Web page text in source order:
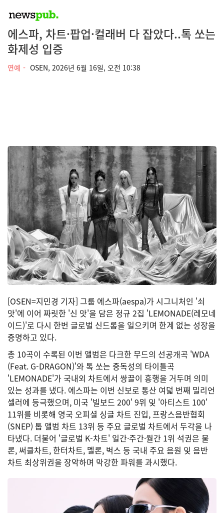
에스파, 차트·팝업·컬래버 다 잡았다..톡 쏘는
화제성 입증
연예 OSEN, 2026년 6월 16일, 오전 10:38
[OSEN=지민경 기자] 그룹 에스파(aespa)가 시그니처인 '쇠
맛'에 이어 짜릿한 '신 맛'을 담은 정규 2집 'LEMONADE(레모네
이드)'로 다시 한번 글로벌 신드롬을 일으키며 한계 없는 성장을
증명하고 있다.
총 10곡이 수록된 이번 앨범은 다크한 무드의 선공개곡 'WDA
(Feat. G-DRAGON)'와 톡 쏘는 중독성의 타이틀곡
'LEMONADE'가 국내외 차트에서 쌍끌이 흥행을 거두며 의미
있는 성과를 냈다. 에스파는 이번 신보로 통산 여덟 번째 밀리언
셀러에 등극했으며, 미국 '빌보드 200' 9위 및 '아티스트 100'
11위를 비롯해 영국 오피셜 싱글 차트 진입, 프랑스음반협회
(SNEP) 톱 앨범 차트 13위 등 주요 글로벌 차트에서 두각을 나
타냈다. 더불어 '글로벌 K-차트' 일간·주간·월간 1위 석권은 물
론, 써클차트, 한터차트, 멜론, 벅스 등 국내 주요 음원 및 음반
차트 최상위권을 장악하며 막강한 파워를 과시했다.